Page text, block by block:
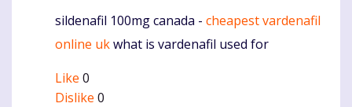
Komentaras
sildenafil 100mg canada - cheapest vardenafil
online ukwhat is vardenafil used for
Like 0
Dislike 0